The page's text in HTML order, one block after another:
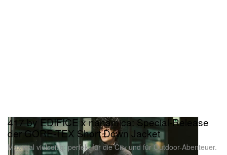
417 by EDIFICE x nanamica: Special-Release
der GORE-TEX Short Down Jacket
Maximal vielseitig: perfekt für die City und für Outdoor-Abenteuer.